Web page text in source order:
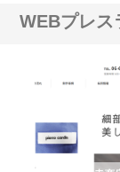
WEBプレス